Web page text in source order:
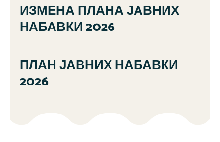
ИЗМЕНА ПЛАНА ЈАВНИХ
НАБАВКИ 2026
ПЛАН ЈАВНИХ НАБАВКИ
2026